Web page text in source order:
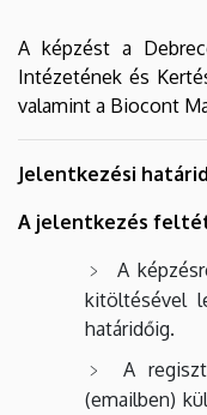
A képzést a
Intézetének és
valamint a Biocont
Jelentkezési
A jelentkezés
A
kitöltésével
határidőig.
A
(emailben)